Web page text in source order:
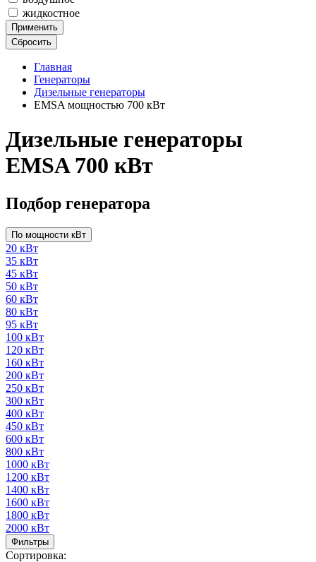
жидкостное
Применить
Сбросить
Главная
Генераторы
Дизельные генераторы
EMSA мощностью 700 кВт
Дизельные генераторы
EMSA 700 кВт
Подбор генератора
По мощности кВт
20 кВт
35 кВт
45 кВт
50 кВт
60 кВт
80 кВт
95 кВт
100 кВт
120 кВт
160 кВт
200 кВт
250 кВт
300 кВт
400 кВт
450 кВт
600 кВт
800 кВт
1000 кВт
1200 кВт
1400 кВт
1600 кВт
1800 кВт
2000 кВт
Фильтры
Сортировка: